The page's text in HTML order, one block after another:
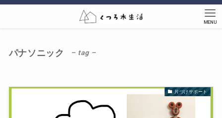
MENU
パナソニック – tag –
片づけサポート